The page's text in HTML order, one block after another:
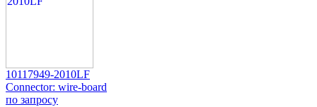
10117949-2010LF
Connector: wire-board
по запросу